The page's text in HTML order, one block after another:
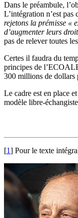
Dans le préambule,
L’intégration n’est
rejetons la prémisse «
d’augmenter leurs
pas de relever toutes
Certes il faudra du
principes de
300 millions de dollars
Le cadre est en place
modèle libre-
[1] Pour le texte